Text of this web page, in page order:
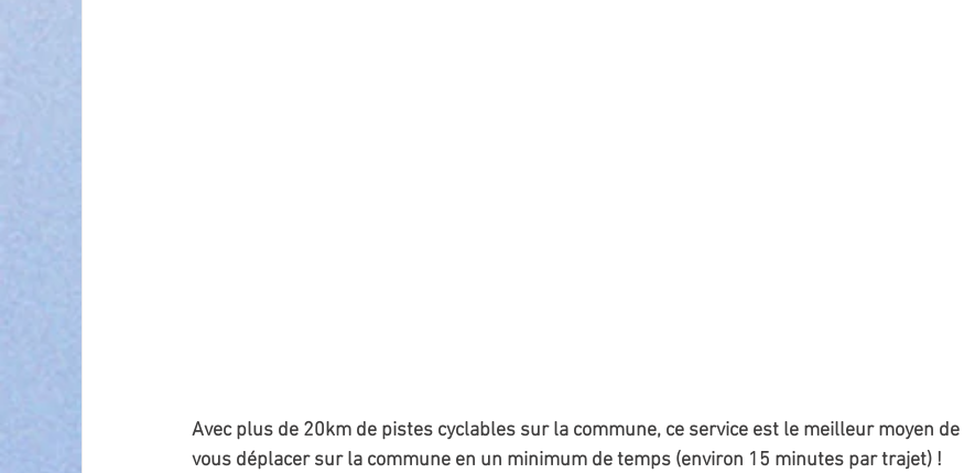
Avec plus de 20km de pistes cyclables sur la commune, ce service est le meilleur moyen de
vous déplacer sur la commune en un minimum de temps (environ 15 minutes par trajet) !